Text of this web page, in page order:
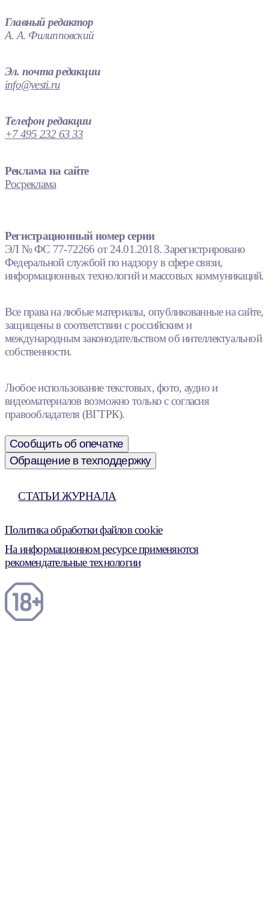
Главный редактор
А. А. Филипповский
Эл. почта редакции
info@vesti.ru
Телефон редакции
+7 495 232 63 33
Реклама на сайте
Росреклама
Регистрационный номер серии
ЭЛ № ФС 77-72266 от 24.01.2018. Зарегистрировано
Федеральной службой по надзору в сфере связи,
информационных технологий и массовых коммуникаций.
Все права на любые материалы, опубликованные на сайте,
защищены в соответствии с российским и
международным законодательством об интеллектуальной
собственности.
Любое использование текстовых, фото, аудио и
видеоматериалов возможно только с согласия
правообладателя (ВГТРК).
Сообщить об опечатке
Обращение в техподдержку
СТАТЬИ ЖУРНАЛА
Политика обработки файлов cookie
На информационном ресурсе применяются
рекомендательные технологии